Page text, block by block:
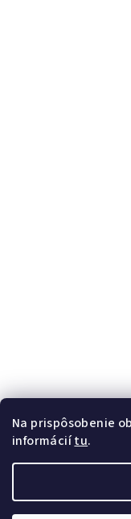
Na prispôsobenie
informáciítu.